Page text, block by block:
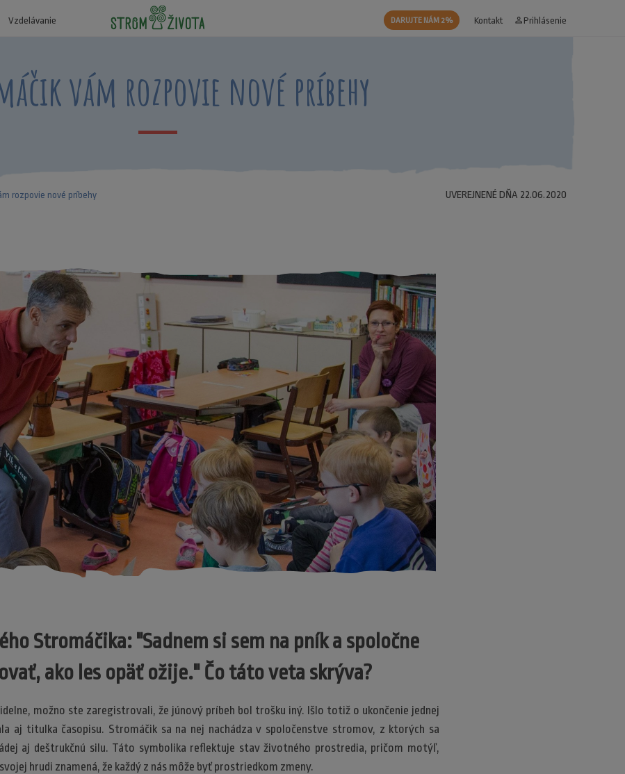
Vzdelávanie DARUJTE NÁM 2% Kontakt person_outline Prihlásenie
vám rozpovie nové príbehy
rozpovie nové príbehy UVEREJNENÉ DŇA 22.06.2020
Stromáčika: "Sadnem si sem na pník a spoločne
ako les opäť ožije." Čo táto veta skrýva?
možno ste zaregistrovali, že júnový príbeh bol trošku iný. Išlo totiž o ukončenie jednej
aj titulka časopisu. Stromáčik sa na nej nachádza v spoločenstve stromov, z ktorých sa
aj deštrukčnú silu. Táto symbolika reflektuje stav životného prostredia, pričom motýľ,
hrudi znamená, že každý z nás môže byť prostriedkom zmeny.